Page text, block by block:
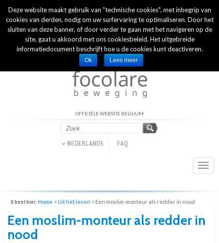
INTERNATIONAL OFFICIAL WEBSITE
OFFICIËLE WEBSITE BELGIUM
NEDERLANDS FAQ
U bent hier: Home >Uit het leven > Een moslim-monteur als redder in nood
Een moslim-monteur als redder in
nood
Deze website maakt gebruik van "technische cookies", met inbegrip van
cookies van derden, nodig om uw surfervaring te optimaliseren. Door het
sluiten van deze banner, of door verder te gaan met het navigeren op de
site, gaat u akkoord met ons cookiesbeleid. Het uitgebreide
informatiedocument beschrijft hoe u de cookies kunt deactiveren.
Ok Lees meer